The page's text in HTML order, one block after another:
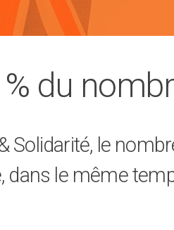
du
Solidarité, le
dans le même